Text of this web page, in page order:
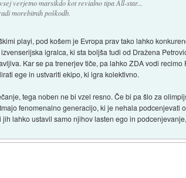
verjetno marsikdo kot revialno tipa All-star...
morebitnih poškodb.
playi, pod košem je Evropa prav tako lahko
igralca, ki sta boljša tudi od Dražena
Kar se pa trenerjev tiče, pa lahko ZDA vodi
ege in ustvariti ekipo, ki igra kolektivno.
tega noben ne bi vzel resno. Če bi pa šlo za
fenomenalno generacijo, ki je nehala podcenjevati
lahko ustavil samo njihov lasten ego in